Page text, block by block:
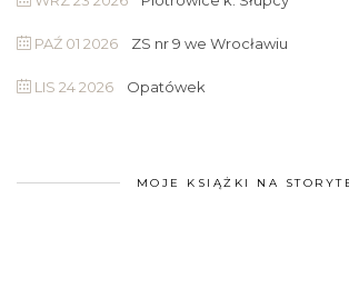
PAŹ 01 2026 ZS nr 9 we Wrocławiu
LIS 24 2026 Opatówek
MOJE KSIĄŻKI NA